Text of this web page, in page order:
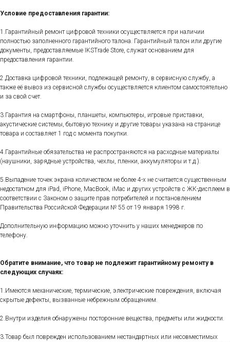
Условие предоставления гарантии:
1.Гарантийный ремонт цифровой техники осуществляется при наличии
полностью заполненного гарантийного талона. Гарантийный талон или другие
документы, предоставляемые IKSTrade Store, служат основанием для
предоставления гарантии.
2.Доставка цифровой техники, подлежащей ремонту, в сервисную службу, а
также её вывоз из сервисной службы осуществляется клиентом самостоятельно
и за свой счет.
3.Гарантия на смартфоны, планшеты, компьютеры, игровые приставки,
акустические системы, бытовую технику и другие товары указана на странице
товара и составляет 1 год с момента покупки.
4.Гарантийные обязательства не распространяются на расходные материалы
(наушники, зарядные устройства, чехлы, пленки, аккумуляторы и т.д.).
5.Выпадение точек экрана количеством не более 4-х не считается существенным
недостатком для iPad, iPhone, MacBook, iMac и других устройств с ЖК-дисплеем в
соответствии с Законом о защите прав потребителей и постановлением
Правительства Российской Федерации № 55 от 19 января 1998 г.
Дополнительную информацию можно уточнить у наших менеджеров по
телефону.
Обратите внимание, что товар не подлежит гарантийному ремонту в
следующих случаях:
1.Имеются механические, термические, электрические повреждения, включая
скрытые дефекты, вызванные небрежным обращением.
2.Внутри изделия обнаружены посторонние вещества, предметы или жидкости.
3.Товар был поврежден использованием нестандартных или несовместимых